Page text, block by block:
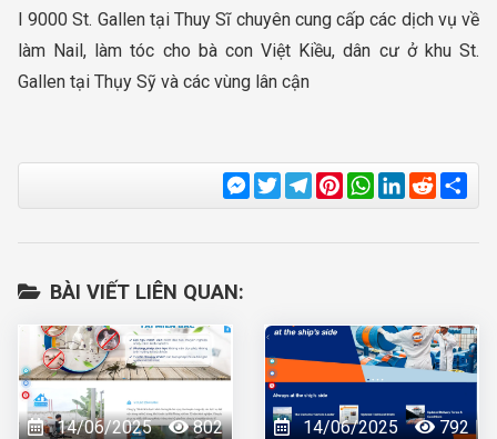
I 9000 St. Gallen tại Thuy Sĩ chuyên cung cấp các dịch vụ về
làm Nail, làm tóc cho bà con Việt Kiều, dân cư ở khu St.
Gallen tại Thụy Sỹ và các vùng lân cận
Messenger
TwitterTelegram
Pinterest
WhatsApp
LinkedIn
Reddit
BÀI VIẾT LIÊN QUAN:
14/06/2025 802 14/06/2025 792